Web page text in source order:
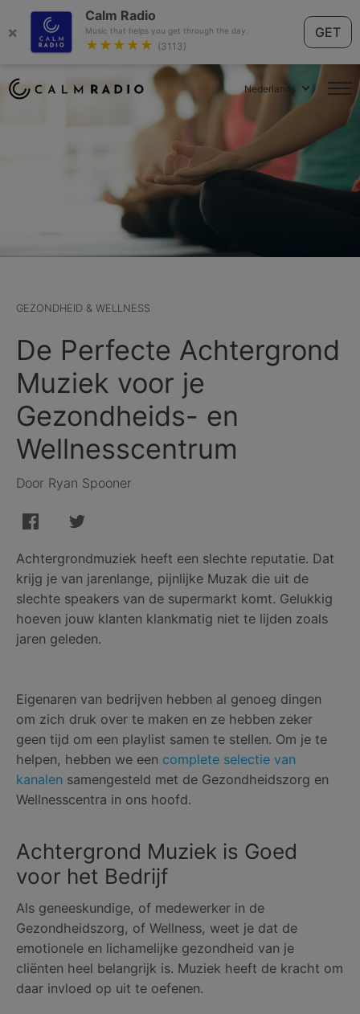
×
Calm Radio
Music that helps you get through the day.
★★★★★ (3113)
GET
Nederlands
GEZONDHEID & WELLNESS
De Perfecte Achtergrond
Muziek voor je
Gezondheids- en
Wellnesscentrum
Door Ryan Spooner
Achtergrondmuziek heeft een slechte reputatie. Dat
krijg je van jarenlange, pijnlijke Muzak die uit de
slechte speakers van de supermarkt komt. Gelukkig
hoeven jouw klanten klankmatig niet te lijden zoals
jaren geleden.
Eigenaren van bedrijven hebben al genoeg dingen
om zich druk over te maken en ze hebben zeker
geen tijd om een playlist samen te stellen. Om je te
helpen, hebben we een complete selectie van
kanalen samengesteld met de Gezondheidszorg en
Wellnesscentra in ons hoofd.
Achtergrond Muziek is Goed
voor het Bedrijf
Als geneeskundige, of medewerker in de
Gezondheidszorg, of Wellness, weet je dat de
emotionele en lichamelijke gezondheid van je
cliënten heel belangrijk is. Muziek heeft de kracht om
daar invloed op uit te oefenen.